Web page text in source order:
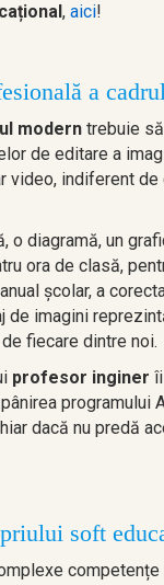
, aici!
a
modern trebuie
de editare a
video, indiferent
o diagramă, un
ora de clasă,
școlar, a
de imagini
fiecare dintre noi.
profesor inginer
programului
dacă nu predă
soft